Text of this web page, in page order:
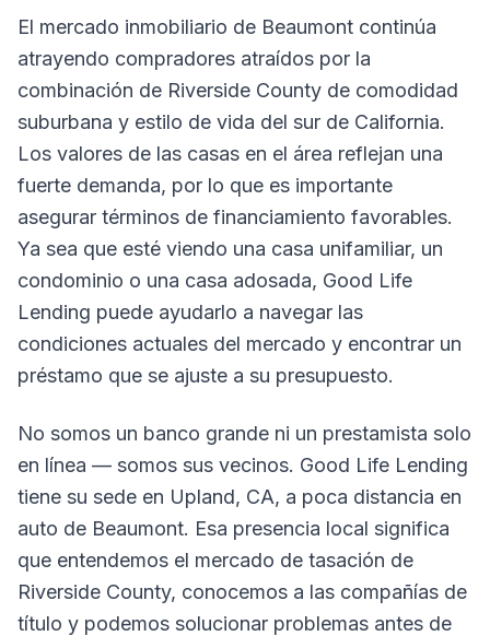
El mercado inmobiliario de Beaumont continúa
atrayendo compradores atraídos por la
combinación de Riverside County de comodidad
suburbana y estilo de vida del sur de California.
Los valores de las casas en el área reflejan una
fuerte demanda, por lo que es importante
asegurar términos de financiamiento favorables.
Ya sea que esté viendo una casa unifamiliar, un
condominio o una casa adosada, Good Life
Lending puede ayudarlo a navegar las
condiciones actuales del mercado y encontrar un
préstamo que se ajuste a su presupuesto.
No somos un banco grande ni un prestamista solo
en línea — somos sus vecinos. Good Life Lending
tiene su sede en Upland, CA, a poca distancia en
auto de Beaumont. Esa presencia local significa
que entendemos el mercado de tasación de
Riverside County, conocemos a las compañías de
título y podemos solucionar problemas antes de